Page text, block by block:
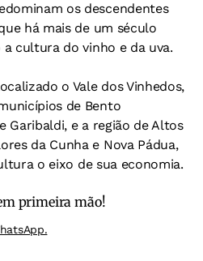
os descendentes
há mais de um século
cultura do vinho e da uva.
o Vale dos Vinhedos,
de Bento
Garibaldi, e a região de Altos
da Cunha e Nova Pádua,
o eixo de sua economia.
primeira mão!